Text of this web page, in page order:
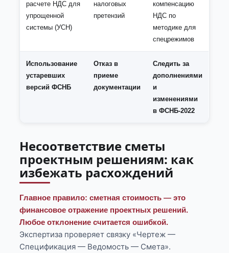
расчете НДС для
упрощенной
системы (УСН)
налоговых
претензий
компенсацию
НДС по
методике для
спецрежимов
Использование
устаревших
версий ФСНБ
Отказ в
приеме
документации
Следить за
дополнениями
и
изменениями
в ФСНБ-2022
Несоответствие сметы
проектным решениям: как
избежать расхождений
Главное правило: сметная стоимость — это
финансовое отражение проектных решений.
Любое отклонение считается ошибкой.
Экспертиза проверяет связку «Чертеж —
Спецификация — Ведомость — Смета».